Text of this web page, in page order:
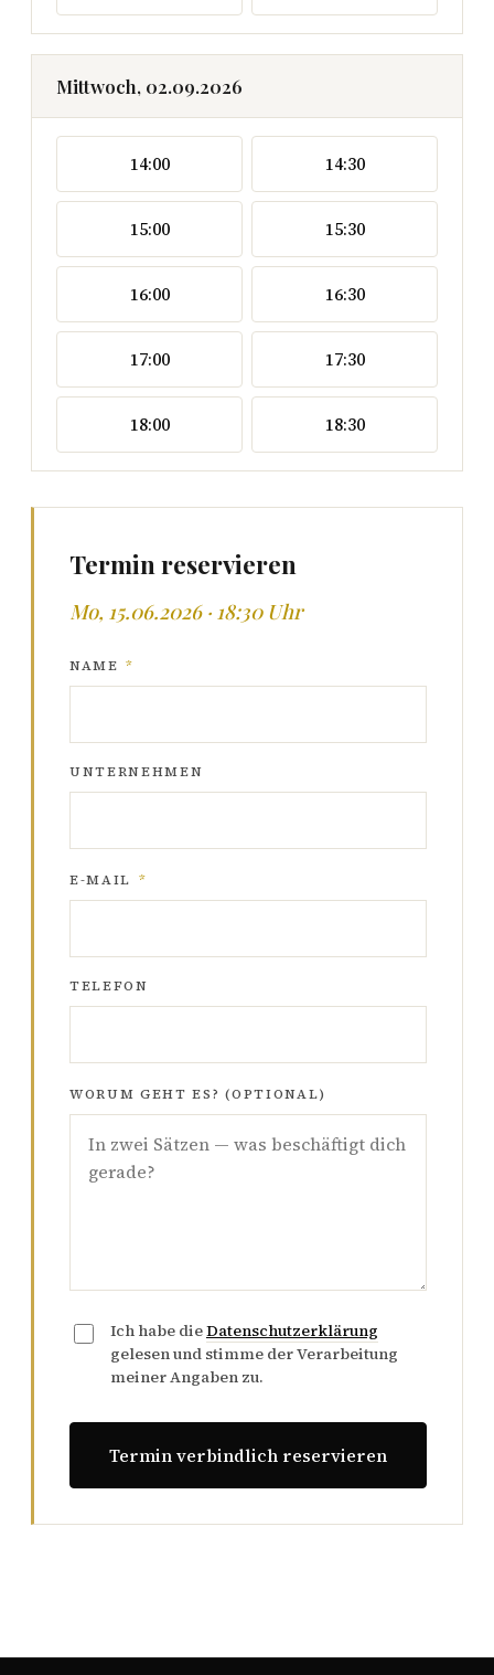
Mittwoch, 02.09.2026
14:00 14:30
15:00 15:30
16:00 16:30
17:00 17:30
18:00 18:30
Termin reservieren
Mo, 15.06.2026 · 18:30 Uhr
NAME *
UNTERNEHMEN
E-MAIL *
TELEFON
WORUM GEHT ES? (OPTIONAL)
Ich habe dieDatenschutzerklärung
gelesen und stimme der Verarbeitung
meiner Angaben zu.
Termin verbindlich reservieren